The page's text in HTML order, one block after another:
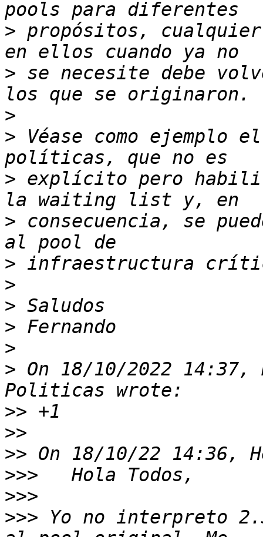
> propósitos,
> se necesite debe
>
> Véase como ejemplo
> explícito pero
> consecuencia, se
>
>
>
>
>
> On 18/10/2022
>>
>>
>>
>>>
>>>
>>> Yo no interpreto